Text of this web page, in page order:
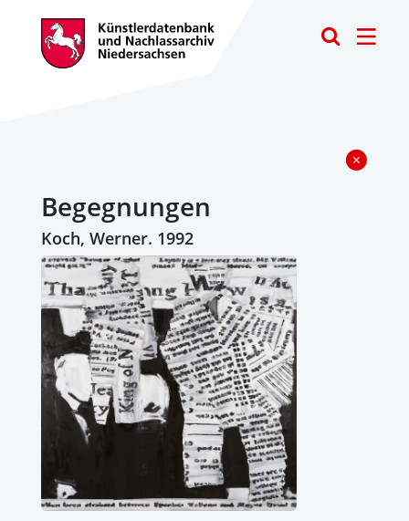
Begegnungen
Koch, Werner. 1992